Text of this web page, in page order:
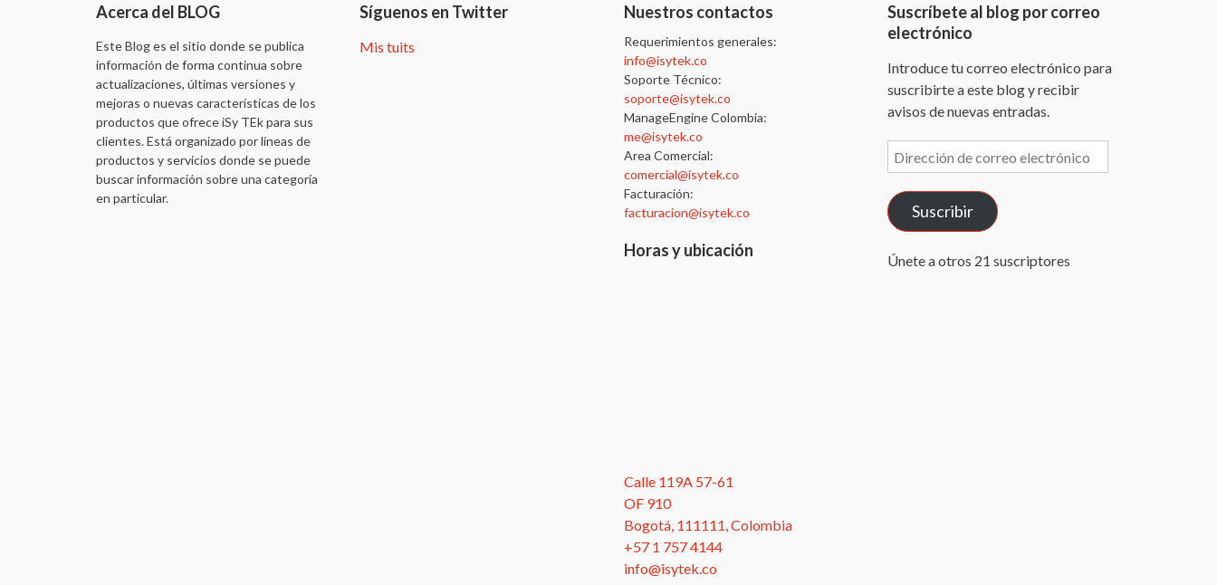
Acerca del BLOG
Este Blog es el sitio donde se publica
información de forma continua sobre
actualizaciones, últimas versiones y
mejoras o nuevas características de los
productos que ofrece iSy TEk para sus
clientes. Está organizado por líneas de
productos y servicios donde se puede
buscar información sobre una categoría
en particular.
Síguenos en Twitter
Mis tuits
Nuestros contactos
Requerimientos generales:
info@isytek.co
Soporte Técnico:
soporte@isytek.co
ManageEngine Colombia:
me@isytek.co
Area Comercial:
comercial@isytek.co
Facturación:
facturacion@isytek.co
Horas y ubicación
Calle 119A 57-61
OF 910
Bogotá, 111111, Colombia
+57 1 757 4144
info@isytek.co
Suscríbete al blog por correo
electrónico
Introduce tu correo electrónico para
suscribirte a este blog y recibir
avisos de nuevas entradas.
Dirección
de
correo
electrónico
Suscribir
Únete a otros 21 suscriptores